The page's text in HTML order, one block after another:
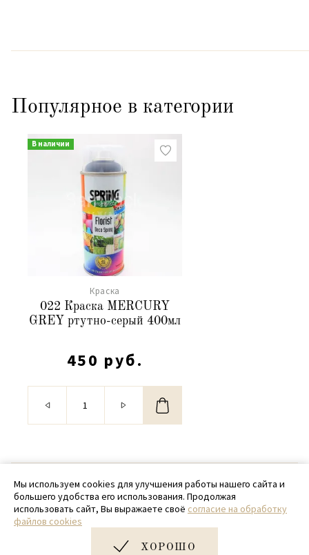
Популярное в категории
В наличии
Краска
022 Краска MERCURY
GREY ртутно-серый 400мл
450 руб.
© 2020 - 2026 SamPack
+ 7 (918) 699-97-87
zakaz@sampack.store
Мы используем cookies для улучшения работы нашего сайта и
большего удобства его использования. Продолжая
использовать сайт, Вы выражаете своё согласие на обработку
файлов cookies
ХОРОШО